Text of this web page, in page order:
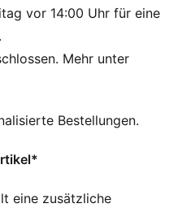
gepolstertes
mit PUMA
28 cm x T 17 cm
Unterseite
vor 14:00 Uhr für eine
Mehr unter
Bestellungen.
eine zusätzliche